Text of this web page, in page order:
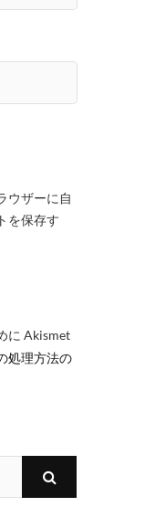
ウザーに自
を保存す
に Akismet
処理方法の